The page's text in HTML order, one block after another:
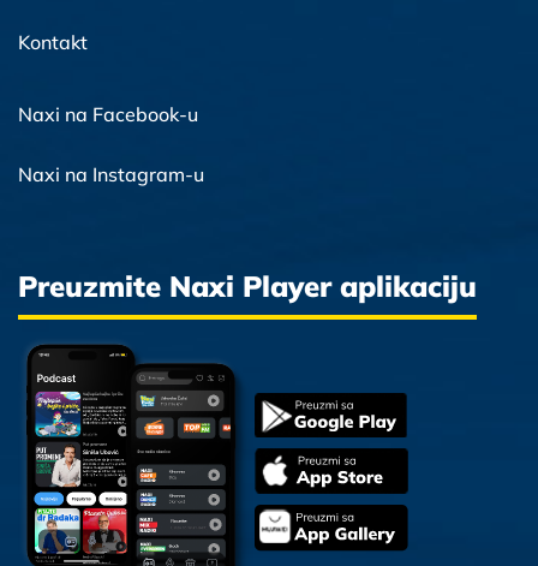
Kontakt
Naxi na Facebook-u
Naxi na Instagram-u
Preuzmite Naxi Player aplikaciju